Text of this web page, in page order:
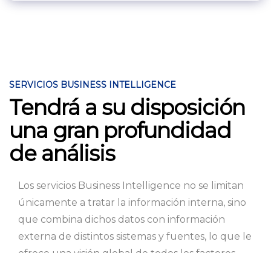
SERVICIOS BUSINESS INTELLIGENCE
Tendrá a su disposición
una gran profundidad
de análisis
Los servicios Business Intelligence no se limitan
únicamente a tratar la información interna, sino
que combina dichos datos con información
externa de distintos sistemas y fuentes, lo que le